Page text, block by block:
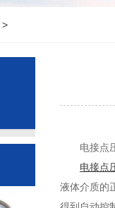
>
电接点
电接点
液体介质的